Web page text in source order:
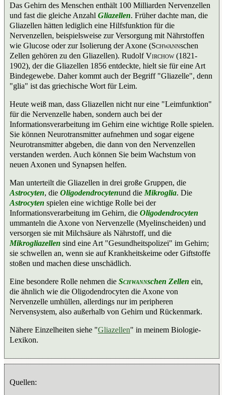
Das Gehirn des Menschen enthält 100 Milliarden Nervenzellen
und fast die gleiche Anzahl Gliazellen. Früher dachte man, die
Gliazellen hätten lediglich eine Hilfsfunktion für die
Nervenzellen, beispielsweise zur Versorgung mit Nährstoffen
wie Glucose oder zur Isolierung der Axone (Schwannschen
Zellen gehören zu den Gliazellen). RudolfVirchow(1821-
1902), der die Gliazellen 1856 entdeckte, hielt sie für eine Art
Bindegewebe. Daher kommt auch der Begriff "Gliazelle", denn
"glia" ist das griechische Wort für Leim.
Heute weiß man, dass Gliazellen nicht nur eine "Leimfunktion"
für die Nervenzelle haben, sondern auch bei der
Informationsverarbeitung im Gehirn eine wichtige Rolle spielen.
Sie können Neurotransmitter aufnehmen und sogar eigene
Neurotransmitter abgeben, die dann von den Nervenzellen
verstanden werden. Auch können Sie beim Wachstum von
neuen Axonen und Synapsen helfen.
Man unterteilt die Gliazellen in drei große Gruppen, die
Astrocyten, die Oligodendrocytenund die Mikroglia. Die
Astrocyten spielen eine wichtige Rolle bei der
Informationsverarbeitung im Gehirn, die Oligodendrocyten
ummanteln die Axone von Nervenzelle (Myelinscheiden) und
versorgen sie mit Milchsäure als Nährstoff, und die
Mikrogliazellen sind eine Art "Gesundheitspolizei" im Gehirn;
sie schwellen an, wenn sie auf Krankheitskeime oder Giftstoffe
stoßen und machen diese unschädlich.
Eine besondere Rolle nehmen die Schwannschen Zellen ein,
die ähnlich wie die Oligodendrocyten die Axone von
Nervenzelle umhüllen, allerdings nur im peripheren
Nervensystem, also außerhalb von Gehirn und Rückenmark.
Nähere Einzelheiten siehe "Gliazellen" in meinem Biologie-
Lexikon.
Quellen: